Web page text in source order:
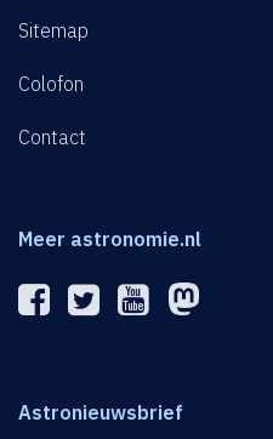
Sitemap
Colofon
Contact
Meer astronomie.nl
Astronieuwsbrief